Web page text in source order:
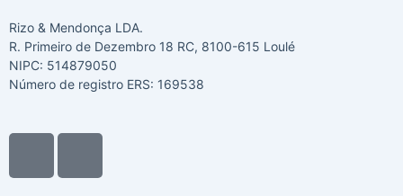
Rizo & Mendonça LDA.
R. Primeiro de Dezembro 18 RC, 8100-615 Loulé
NIPC: 514879050
Número de registro ERS: 169538